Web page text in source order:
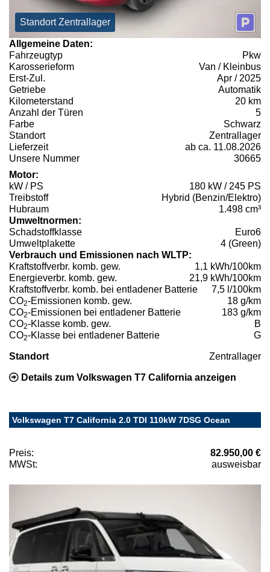
Standort Zentrallager
Allgemeine Daten:
Fahrzeugtyp
Pkw
Karosserieform
Van / Kleinbus
Erst-Zul.
Apr / 2025
Getriebe
Automatik
Kilometerstand
20 km
Anzahl der Türen
5
Farbe
Schwarz
Standort
Zentrallager
Lieferzeit
ab ca. 11.08.2026
Unsere Nummer
30665
Motor:
kW / PS
180 kW / 245 PS
Treibstoff
Hybrid (Benzin/Elektro)
Hubraum
1.498 cm³
Umweltnormen:
Schadstoffklasse
Euro6
Umweltplakette
4 (Green)
Verbrauch und Emissionen nach WLTP:
Kraftstoffverbr. komb. gew.
1,1 kWh/100km
Energieverbr. komb. gew.
21,9 kWh/100km
Kraftstoffverbr. komb. bei entladener Batterie
7,5 l/100km
CO2-Emissionen komb. gew.
18 g/km
CO2-Emissionen bei entladener Batterie
183 g/km
CO2-Klasse komb. gew.
B
CO2-Klasse bei entladener Batterie G
Standort Zentrallager
Details zum Volkswagen T7 California anzeigen
Volkswagen T7 California 2.0 TDI 110kW 7DSG Ocean
Preis:
82.950,00 €
MWSt:
ausweisbar